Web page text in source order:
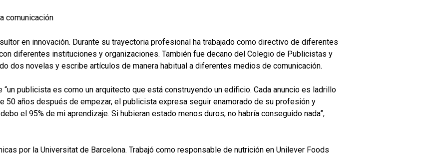
comunicación
en innovación. Durante su trayectoria profesional ha trabajado como directivo de diferentes
diferentes instituciones y organizaciones. También fue decano del Colegio de Publicistas y
dos novelas y escribe artículos de manera habitual a diferentes medios de comunicación.
“un publicista es como un arquitecto que está construyendo un edificio. Cada anuncio es ladrillo
50 años después de empezar, el publicista expresa seguir enamorado de su profesión y
el 95% de mi aprendizaje. Si hubieran estado menos duros, no habría conseguido nada”,
por la Universitat de Barcelona. Trabajó como responsable de nutrición en Unilever Foods